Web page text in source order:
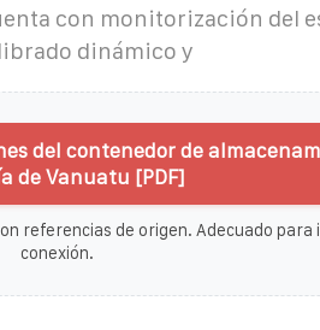
con monitorización del
dinámico y
del contenedor de
de Vanuatu [PDF]
referencias de origen. Adecuado para
conexión.